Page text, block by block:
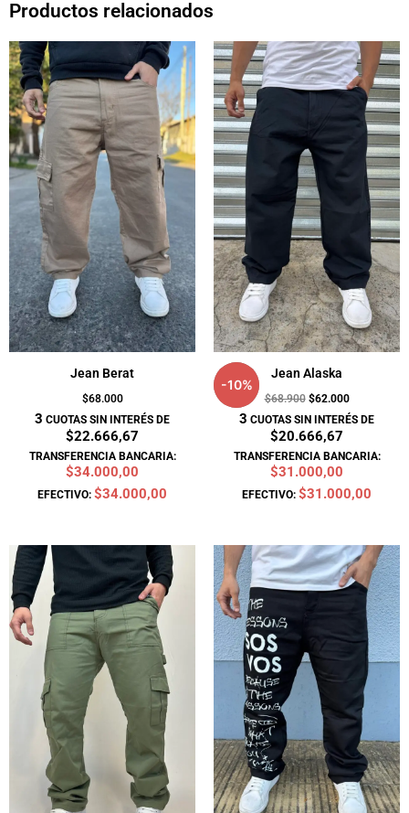
Productos relacionados
Jean Berat
$68.000
3 CUOTAS SIN INTERÉS DE
$22.666,67
TRANSFERENCIA BANCARIA:
$34.000,00
EFECTIVO: $34.000,00
-10%
Jean Alaska
$68.900
El
precio
original
era:
$62.000
El
precio
actual
es:
$62.000.
3 CUOTAS SIN INTERÉS DE
$20.666,67
TRANSFERENCIA BANCARIA:
$31.000,00
EFECTIVO: $31.000,00
precio
original
era:
$70.000.
precio
actual
es:
$63.000.
El
precio
original
era:
El
precio
actual
$58.400.